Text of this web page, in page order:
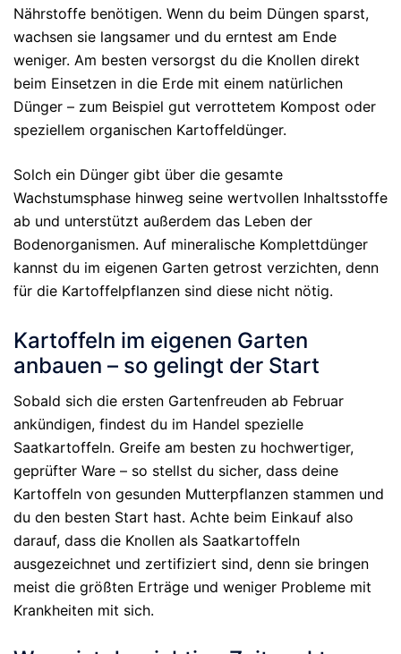
Nährstoffe benötigen. Wenn du beim Düngen sparst,
wachsen sie langsamer und du erntest am Ende
weniger. Am besten versorgst du die Knollen direkt
beim Einsetzen in die Erde mit einem natürlichen
Dünger – zum Beispiel gut verrottetem Kompost oder
speziellem organischen Kartoffeldünger.
Solch ein Dünger gibt über die gesamte
Wachstumsphase hinweg seine wertvollen Inhaltsstoffe
ab und unterstützt außerdem das Leben der
Bodenorganismen. Auf mineralische Komplettdünger
kannst du im eigenen Garten getrost verzichten, denn
für die Kartoffelpflanzen sind diese nicht nötig.
Kartoffeln im eigenen Garten
anbauen – so gelingt der Start
Sobald sich die ersten Gartenfreuden ab Februar
ankündigen, findest du im Handel spezielle
Saatkartoffeln. Greife am besten zu hochwertiger,
geprüfter Ware – so stellst du sicher, dass deine
Kartoffeln von gesunden Mutterpflanzen stammen und
du den besten Start hast. Achte beim Einkauf also
darauf, dass die Knollen als Saatkartoffeln
ausgezeichnet und zertifiziert sind, denn sie bringen
meist die größten Erträge und weniger Probleme mit
Krankheiten mit sich.